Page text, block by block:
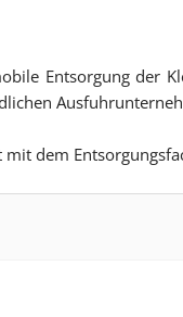
Entsorgung der
dem